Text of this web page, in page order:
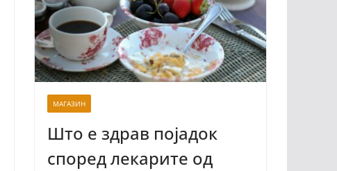
МАГАЗИН
Што е здрав појадок
според лекарите од